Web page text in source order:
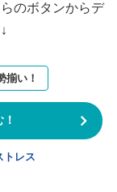
のボタンからデ
揃い！
トレス